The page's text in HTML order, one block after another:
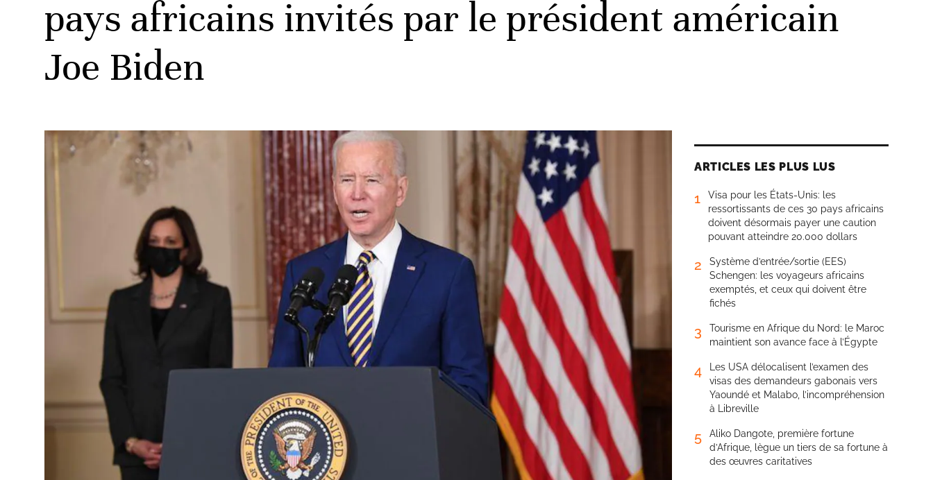
pays africains invités par le président américain
Joe Biden
ARTICLES LES PLUS LUS
1
Visa pour les États-Unis: les
ressortissants de ces 30 pays africains
doivent désormais payer une caution
pouvant atteindre 20.000 dollars
2
Système d’entrée/sortie (EES)
Schengen: les voyageurs africains
exemptés, et ceux qui doivent être
fichés
3
Tourisme en Afrique du Nord: le Maroc
maintient son avance face à l’Égypte
4
Les USA délocalisent l’examen des
visas des demandeurs gabonais vers
Yaoundé et Malabo, l’incompréhension
à Libreville
5
Aliko Dangote, première fortune
d’Afrique, lègue un tiers de sa fortune à
des œuvres caritatives